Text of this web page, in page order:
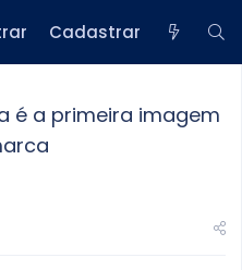
Cadastrar
é a primeira imagem